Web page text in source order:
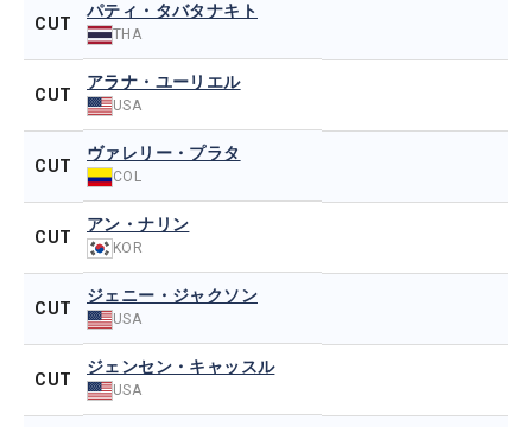
CUT
パティ・タバタナキト
THA
CUT
アラナ・ユーリエル
USA
CUT
ヴァレリー・プラタ
COL
CUT
アン・ナリン
KOR
CUT
ジェニー・ジャクソン
USA
CUT
ジェンセン・キャッスル
USA